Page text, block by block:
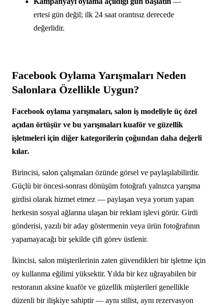
ertesi gün değil; ilk 24 saat orantısız derecede
değerlidir.
Facebook Oylama Yarışmaları Neden
Salonlara Özellikle Uygun?
Facebook oylama yarışmaları, salon iş modeliyle üç özel
açıdan örtüşür ve bu yarışmaları kuaför ve güzellik
işletmeleri için diğer kategorilerin çoğundan daha değerli
kılar.
Birincisi, salon çalışmaları özünde görsel ve paylaşılabilirdir.
Güçlü bir öncesi-sonrası dönüşüm fotoğrafı yalnızca yarışma
girdisi olarak hizmet etmez — paylaşan veya yorum yapan
herkesin sosyal ağlarına ulaşan bir reklam işlevi görür. Girdi
gönderisi, yazılı bir aday göstermenin veya ürün fotoğrafının
yapamayacağı bir şekilde çift görev üstlenir.
İkincisi, salon müşterilerinin zaten güvendikleri bir işletme için
oy kullanma eğilimi yüksektir. Yılda bir kez uğrayabilen bir
restoranın aksine kuaför ve güzellik müşterileri genellikle
düzenli bir ilişkiye sahiptir — aynı stilist, aynı rezervasyon